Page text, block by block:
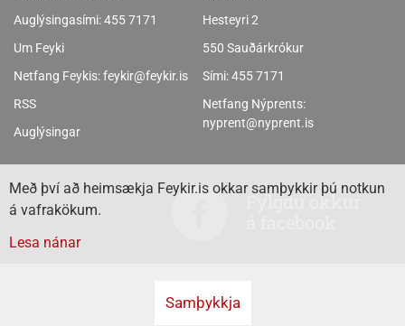
Auglýsingasími:455 7171
Um Feyki
Netfang Feykis:feykir@feykir.is
RSS
Auglýsingar
Hesteyri 2
550 Sauðárkrókur
Sími:455 7171
Netfang Nýprents:
nyprent@nyprent.is
Fylgdu okkur
Með því að heimsækja Feykir.is okkar samþykkir þú notkun
á vafrakökum.
Lesa nánar
Samþykkja